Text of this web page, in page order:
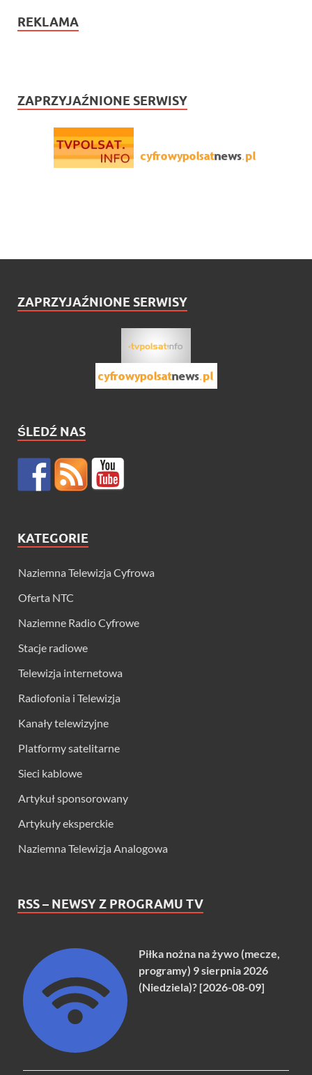
REKLAMA
ZAPRZYJAŹNIONE SERWISY
ZAPRZYJAŹNIONE SERWISY
ŚLEDŹ NAS
KATEGORIE
Naziemna Telewizja Cyfrowa
Oferta NTC
Naziemne Radio Cyfrowe
Stacje radiowe
Telewizja internetowa
Radiofonia i Telewizja
Kanały telewizyjne
Platformy satelitarne
Sieci kablowe
Artykuł sponsorowany
Artykuły eksperckie
Naziemna Telewizja Analogowa
RSS – NEWSY Z PROGRAMU TV
Piłka nożna na żywo (mecze,
programy) 9 sierpnia 2026
(Niedziela)? [2026-08-09]